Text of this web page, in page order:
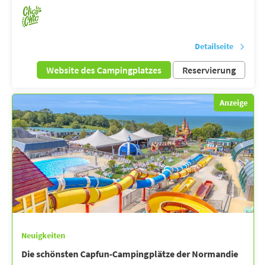
Detailseite
Website des Campingplatzes Reservierung
Anzeige
Neuigkeiten
Die schönsten Capfun-Campingplätze der Normandie